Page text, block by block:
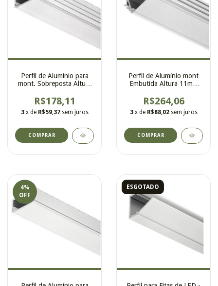
Perfil de Alumínio para
mont. Sobreposta Altura
R$178,11
3 x de R$59,37 sem juros
Perfil de Alumínio mont
Embutida Altura 11mm
R$264,06
3 x de R$88,02 sem juros
4%
OFF
ESGOTADO